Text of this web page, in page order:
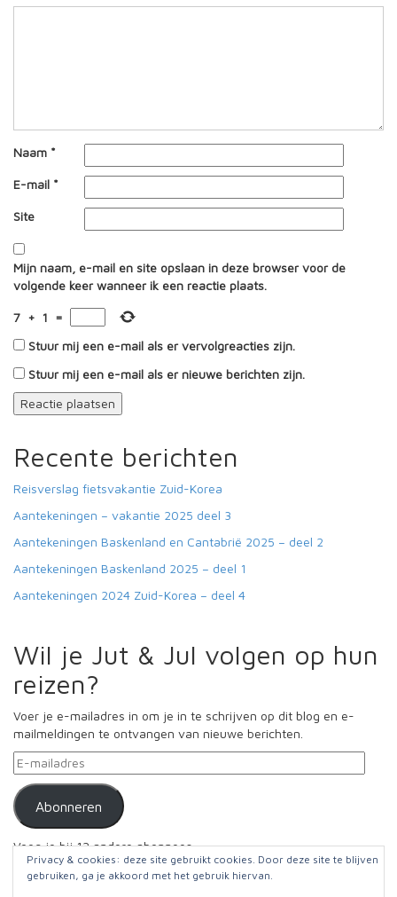
Naam *
E-mail *
Site
Mijn naam, e-mail en site opslaan in deze browser voor de
volgende keer wanneer ik een reactie plaats.
7 + 1 =
Stuur mij een e-mail als er vervolgreacties zijn.
Stuur mij een e-mail als er nieuwe berichten zijn.
Recente berichten
Reisverslag fietsvakantie Zuid-Korea
Aantekeningen – vakantie 2025 deel 3
Aantekeningen Baskenland en Cantabrië 2025 – deel 2
Aantekeningen Baskenland 2025 – deel 1
Aantekeningen 2024 Zuid-Korea – deel 4
Wil je Jut & Jul volgen op hun
reizen?
Voer je e-mailadres in om je in te schrijven op dit blog en e-
mailmeldingen te ontvangen van nieuwe berichten.
E-
mailadres
Abonneren
Voeg je bij 12 andere abonnees
Privacy & cookies: deze site gebruikt cookies. Door deze site te blijven
gebruiken, ga je akkoord met het gebruik hiervan.